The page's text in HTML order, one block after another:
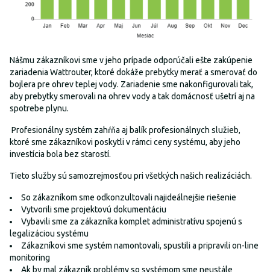
Nášmu zákazníkovi sme v jeho prípade odporúčali ešte zakúpenie
zariadenia Wattrouter, ktoré dokáže prebytky merať a smerovať do
bojlera pre ohrev teplej vody. Zariadenie sme nakonfigurovali tak,
aby prebytky smerovali na ohrev vody a tak domácnosť ušetrí aj na
spotrebe plynu.
Profesionálny systém zahŕňa aj balík profesionálnych služieb,
ktoré sme zákazníkovi poskytli v rámci ceny systému, aby jeho
investícia bola bez starostí.
Tieto služby sú samozrejmosťou pri všetkých našich realizáciách.
So zákazníkom sme odkonzultovali najideálnejšie riešenie
Vytvorili sme projektovú dokumentáciu
Vybavili sme za zákazníka komplet administratívu spojenú s
legalizáciou systému
Zákazníkovi sme systém namontovali, spustili a pripravili on-line
monitoring
Ak by mal zákazník problémy so systémom sme neustále